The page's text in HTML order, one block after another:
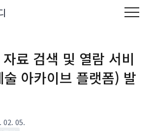
료 검색 및 열람 서비
아카이브 플랫폼) 발
02. 05.